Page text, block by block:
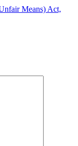
Means) Act,